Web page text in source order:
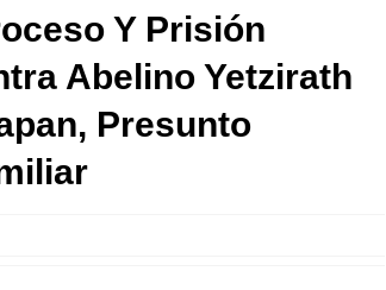
Y Prisión
Abelino Yetzirath
Presunto